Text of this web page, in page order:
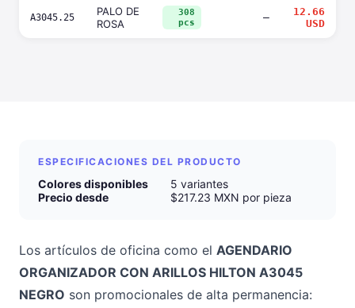
A3045.25
PALO DE
ROSA
308
pcs
—
12.66
USD
ESPECIFICACIONES DEL PRODUCTO
Colores disponibles
5 variantes
Precio desde
$217.23 MXN por pieza
Los artículos de oficina como el AGENDARIO
ORGANIZADOR CON ARILLOS HILTON A3045
NEGRO son promocionales de alta permanencia: